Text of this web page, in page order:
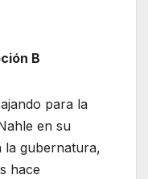
B
para la
en su
la gubernatura,
hace